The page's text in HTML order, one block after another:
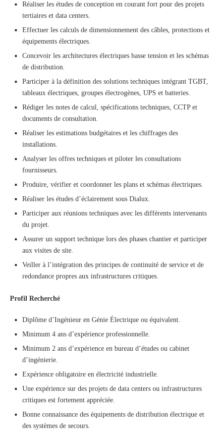
Réaliser les études de conception en courant fort pour des projets
tertiaires et data centers.
Effectuer les calculs de dimensionnement des câbles, protections et
équipements électriques.
Concevoir les architectures électriques basse tension et les schémas
de distribution.
Participer à la définition des solutions techniques intégrant TGBT,
tableaux électriques, groupes électrogènes, UPS et batteries.
Rédiger les notes de calcul, spécifications techniques, CCTP et
documents de consultation.
Réaliser les estimations budgétaires et les chiffrages des
installations.
Analyser les offres techniques et piloter les consultations
fournisseurs.
Produire, vérifier et coordonner les plans et schémas électriques.
Réaliser les études d’éclairement sous Dialux.
Participer aux réunions techniques avec les différents intervenants
du projet.
Assurer un support technique lors des phases chantier et participer
aux visites de site.
Veiller à l’intégration des principes de continuité de service et de
redondance propres aux infrastructures critiques.
Profil Recherché
Diplôme d’Ingénieur en Génie Électrique ou équivalent.
Minimum 4 ans d’expérience professionnelle.
Minimum 2 ans d’expérience en bureau d’études ou cabinet
d’ingénierie.
Expérience obligatoire en électricité industrielle.
Une expérience sur des projets de data centers ou infrastructures
critiques est fortement appréciée.
Bonne connaissance des équipements de distribution électrique et
des systèmes de secours.